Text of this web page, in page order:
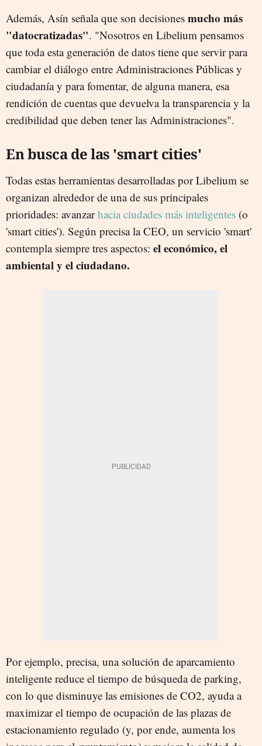
Además, Asín señala que son decisiones mucho más
"datocratizadas". "Nosotros en Libelium pensamos
que toda esta generación de datos tiene que servir para
cambiar el diálogo entre Administraciones Públicas y
ciudadanía y para fomentar, de alguna manera, esa
rendición de cuentas que devuelva la transparencia y la
credibilidad que deben tener las Administraciones".
En busca de las 'smart cities'
Todas estas herramientas desarrolladas por Libelium se
organizan alrededor de una de sus principales
prioridades: avanzarhacia ciudades más inteligentes (o
'smart cities'). Según precisa la CEO, un servicio 'smart'
contempla siempre tres aspectos: el económico, el
ambiental y el ciudadano.
Por ejemplo, precisa, una solución de aparcamiento
inteligente reduce el tiempo de búsqueda de parking,
con lo que disminuye las emisiones de CO2, ayuda a
maximizar el tiempo de ocupación de las plazas de
estacionamiento regulado (y, por ende, aumenta los